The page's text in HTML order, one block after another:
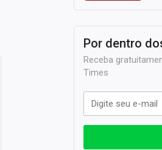
Por dentro
Receba
Times